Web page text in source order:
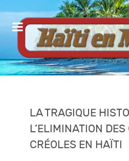
LA TRAGIQUE
L’ELIMINATION
CRÉOLES EN HAÏTI